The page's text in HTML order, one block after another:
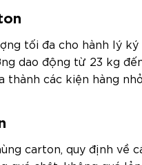
tối đa cho hành lý
dao động từ 23 kg
thành các kiện hàng
carton, quy định về